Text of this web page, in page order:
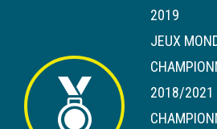
2019
JEUX
2018/2021